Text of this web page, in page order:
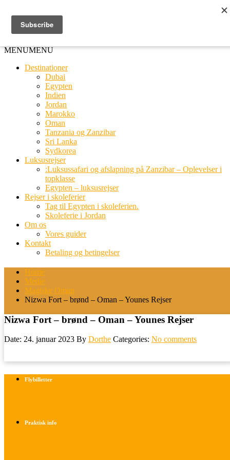
MENUMENU
Destinationer
Dubai
Egypten
Indien
Jordan
Marokko
Oman
Tanzania og Zanzibar
Sri Lanka
Sydkorea
Luksusrejser
:Luksussafari og afslapning på Zanzibar – Oplevelser i
topklasse
Egypten – luksusrejser
Rejser i skoleferier
Tag til Egypten i skoleferien.
Skoleferie i Jordan
Om os
Vores guider
Kontakt
Betaling og betingelser
Home
Medie
Magiske Oman
Nizwa Fort – brønd – Oman – Younes Rejser
Nizwa Fort – brønd – Oman – Younes Rejser
Date: 24. januar 2023 By Dorthe Categories: No comments
Flybilletter
Praktisk info